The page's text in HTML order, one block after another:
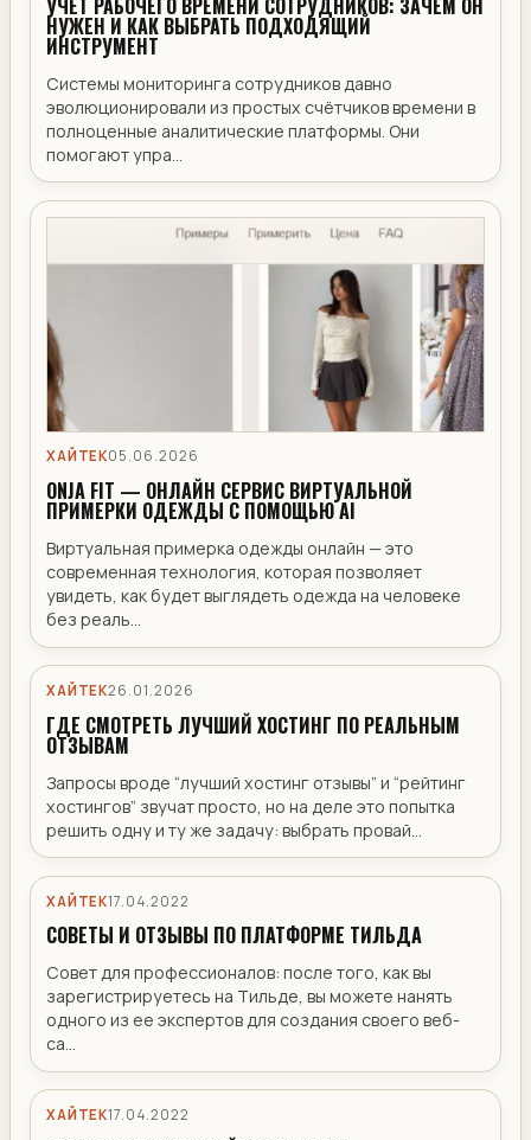
УЧЁТ РАБОЧЕГО ВРЕМЕНИ СОТРУДНИКОВ: ЗАЧЕМ ОН
НУЖЕН И КАК ВЫБРАТЬ ПОДХОДЯЩИЙ
ИНСТРУМЕНТ
Системы мониторинга сотрудников давно
эволюционировали из простых счётчиков времени в
полноценные аналитические платформы. Они
помогают упра...
ХАЙТЕК05.06.2026
ONJA FIT — ОНЛАЙН СЕРВИС ВИРТУАЛЬНОЙ
ПРИМЕРКИ ОДЕЖДЫ С ПОМОЩЬЮ AI
Виртуальная примерка одежды онлайн — это
современная технология, которая позволяет
увидеть, как будет выглядеть одежда на человеке
без реаль...
ХАЙТЕК26.01.2026
ГДЕ СМОТРЕТЬ ЛУЧШИЙ ХОСТИНГ ПО РЕАЛЬНЫМ
ОТЗЫВАМ
Запросы вроде “лучший хостинг отзывы” и “рейтинг
хостингов” звучат просто, но на деле это попытка
решить одну и ту же задачу: выбрать провай...
ХАЙТЕК17.04.2022
СОВЕТЫ И ОТЗЫВЫ ПО ПЛАТФОРМЕ ТИЛЬДА
Совет для профессионалов: после того, как вы
зарегистрируетесь на Тильде, вы можете нанять
одного из ее экспертов для создания своего веб-
са...
ХАЙТЕК17.04.2022